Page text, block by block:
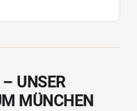
UNSER
MÜNCHEN